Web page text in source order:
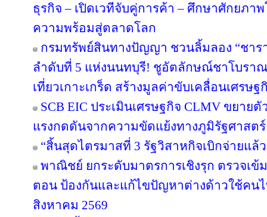
ธุรกิจ – เปิดเวทีจับคู่การค้า – ศึกษาศักยภา
ความพร้อมสู่ตลาดโลก
กรมทรัพย์สินทางปัญญา ชวนลิ้มลอง “ชารา
ลำดับที่ 5 แห่งนนทบุรี! ชูอัตลักษณ์ชาโบรา
เที่ยวเกาะเกร็ด สร้างมูลค่าขับเคลื่อนเศรษ
SCB EIC ประเมินเศรษฐกิจ CLMV ขยาย
แรงกดดันจากความขัดแย้งทางภูมิรัฐศาสต
“สิ้นสุดไตรมาสที่ 3 รัฐวิสาหกิจเบิกจ่ายแล้
พาณิชย์ ยกระดับมาตรการเชิงรุก ตรวจเ
ตอน ป้องกันและแก้ไขปัญหาต่างด้าวใช้คนไ
สิงหาคม 2569